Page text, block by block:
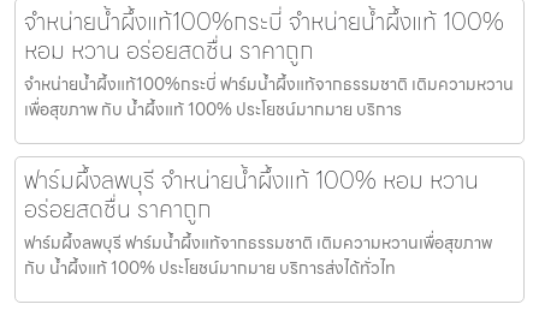
จำหน่ายน้ำผึ้งแท้100%กระบี่ จำหน่ายน้ำผึ้งแท้ 100%
หอม หวาน อร่อยสดชื่น ราคาถูก
จำหน่ายน้ำผึ้งแท้100%กระบี่ ฟาร์มน้ำผึ้งแท้จากธรรมชาติ เติมความหวาน
เพื่อสุขภาพ กับ น้ำผึ้งแท้ 100% ประโยชน์มากมาย บริการ
ฟาร์มผึ้งลพบุรี จำหน่ายน้ำผึ้งแท้ 100% หอม หวาน
อร่อยสดชื่น ราคาถูก
ฟาร์มผึ้งลพบุรี ฟาร์มน้ำผึ้งแท้จากธรรมชาติ เติมความหวานเพื่อสุขภาพ
กับ น้ำผึ้งแท้ 100% ประโยชน์มากมาย บริการส่งได้ทั่วไท